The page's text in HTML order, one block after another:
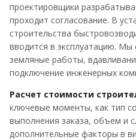
проектировщики
проходит согласование. В
строительства
вводится в эксплуатацию.
земляные работы,
подключение инженерных
Расчет стоимости
ключевые моменты, как тип
выполнения заказа, объем и
дополнительные факторы в